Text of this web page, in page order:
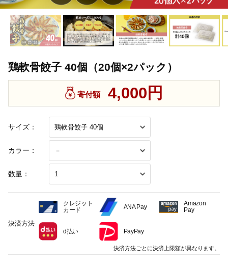
鶏軟骨餃子 40個（20個×2パック）
サイズ：
カラー：
数量：
寄付額 4,000円
決済方法
クレジット
カード
ANA Pay
Amazon
Pay
d払い PayPay
決済方法ごとに決済上限額が異なります。